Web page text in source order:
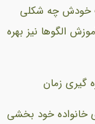
خودش چه شکلی
الگوها نیز بهره
گیری زمان
خانواده خود بخشی